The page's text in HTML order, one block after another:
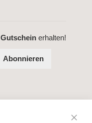
erhalten!
Abonnieren